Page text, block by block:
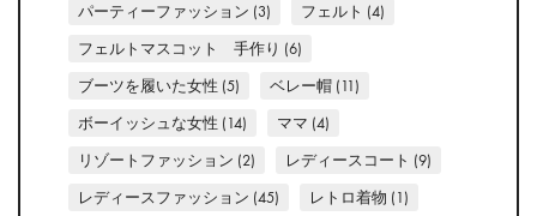
パーティーファッション (3) フェルト (4)
フェルトマスコット 手作り (6)
ブーツを履いた女性 (5) ベレー帽 (11)
ボーイッシュな女性 (14) ママ (4)
リゾートファッション (2) レディースコート (9)
レディースファッション (45) レトロ着物 (1)